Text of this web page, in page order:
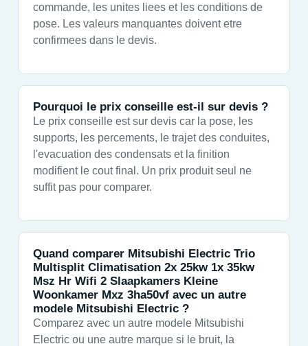
commande, les unites liees et les conditions de
pose. Les valeurs manquantes doivent etre
confirmees dans le devis.
Pourquoi le prix conseille est-il sur devis ?
Le prix conseille est sur devis car la pose, les
supports, les percements, le trajet des conduites,
l'evacuation des condensats et la finition
modifient le cout final. Un prix produit seul ne
suffit pas pour comparer.
Quand comparer Mitsubishi Electric Trio
Multisplit Climatisation 2x 25kw 1x 35kw
Msz Hr Wifi 2 Slaapkamers Kleine
Woonkamer Mxz 3ha50vf avec un autre
modele Mitsubishi Electric ?
Comparez avec un autre modele Mitsubishi
Electric ou une autre marque si le bruit, la